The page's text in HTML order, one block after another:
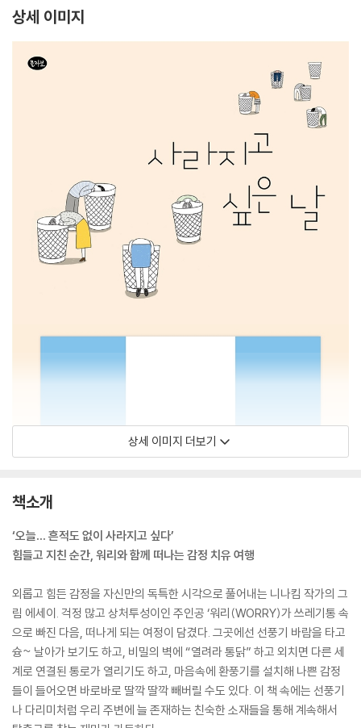
상세 이미지
상세 이미지 더보기
책소개
‘오늘… 흔적도 없이 사라지고 싶다’
힘들고 지친 순간, 워리와 함께 떠나는 감정 치유 여행
외롭고 힘든 감정을 자신만의 독특한 시각으로 풀어내는 니나킴 작가의 그
림 에세이. 걱정 많고 상처투성이인 주인공 ‘워리(WORRY)가 쓰레기통 속
으로 빠진 다음, 떠나게 되는 여정이 담겼다. 그곳에선 선풍기 바람을 타고
슝~ 날아가 보기도 하고, 비밀의 벽에 “열려라 통닭” 하고 외치면 다른 세
계로 연결된 통로가 열리기도 하고, 마음속에 환풍기를 설치해 나쁜 감정
들이 들어오면 바로바로 딸깍 딸깍 빼버릴 수도 있다. 이 책 속에는 선풍기
나 다리미처럼 우리 주변에 늘 존재하는 친숙한 소재들을 통해 계속해서